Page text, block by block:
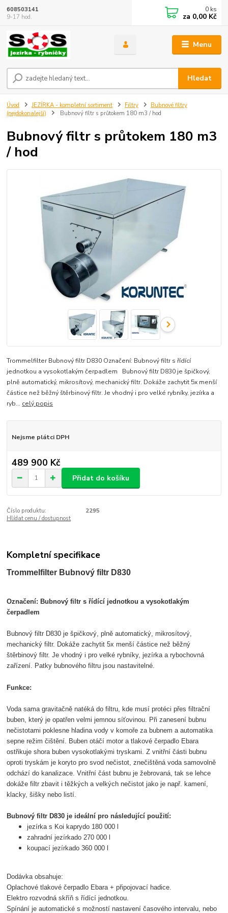
Menu
Hledat
608503141
9-17 hod.
0 ks
za 0,00 Kč
Úvod JEZÍRKA - kompletní sortiment Filtry
Bubnové filtry
(nejdokonalejší)
Bubnový filtr s průtokem 180 m3 / hod
Bubnový filtr s průtokem 180 m3
/ hod
Trommelfilter Bubnový filtr D830 Označení: Bubnový filtr s řídící
jednotkou a vysokotlakým čerpadlem Bubnový filtr D830 je špičkový,
plně automatický, mikrosítový, mechanický filtr. Dokáže zachytit 5x menší
částice než běžný štěrbinový filtr. Je vhodný i pro velké rybníky, jezírka a
ryb... celý popis
Nejsme plátci DPH
489 900 Kč
Přidat do košíku
Číslo produktu:
2295
Hlídat cenu / dostupnost
Kompletní specifikace
Trommelfilter Bubnový filtr D830
Označení: Bubnový filtr s řídící jednotkou a vysokotlakým
čerpadlem
Bubnový filtr D830 je špičkový, plně automatický, mikrosítový,
mechanický filtr. Dokáže zachytit 5x menší částice než běžný
štěrbinový filtr. Je vhodný i pro velké rybníky, jezírka a rybochovná
zařízení. Patky bubnového filtru jsou nastavitelné.
Funkce:
Voda sama gravitačně natéká do filtru, kde musí protéci přes filtrační
buben, který je opatřen velmi jemnou síťovinou. Při zanesení bubnu
nečistotami poklesne hladina vody v komoře za bubnem a automatika
sepne režim čištění. Buben otáčí motor a tlakové čerpadlo Ebara
ostřikuje shora buben vysokotlakými tryskami. Z vnitřní části bubnu
oproti tryskám je koryto pro svod nečistot, znečištěná voda samovolně
odchází do kanalizace. Vnitřní část bubnu je žebrovaná, tak se lehce
dokáže filtr zbavit i těžkých a velkých nečistot jako je např. kamení,
klacky, šišky nebo listí.
Bubnový filtr D830 je ideální pro následující použití:
jezírka s Koi kaprydo 180 000 l
zahradní jezírkado 270 000 l
koupací jezírkado 360 000 l
Dodávka obsahuje:
Oplachové tlakové čerpadlo Ebara + připojovací hadice.
Elektro rozvodná skříň s řídící jednotkou.
Spínání je automatické s možností nastavení časového intervalu, nebo